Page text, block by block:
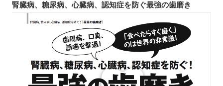
腎臓病、糖尿病、心臓病、認知症を防ぐ最強の歯磨き